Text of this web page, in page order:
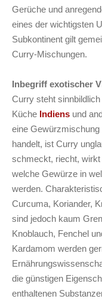
Gerüche und
eines der wichtigsten
Subkontinent gilt
Curry-Mischungen.
Inbegriff exotischer
Curry steht
Küche Indiens und
eine
handelt, ist Curry
schmeckt, riecht,
welche Gewürze in
werden.
Curcuma, Koriander,
sind jedoch kaum
Knoblauch, Fenchel
Kardamom werden
die günstigen
enthaltenen